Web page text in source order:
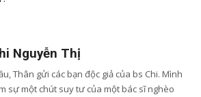
Nguyễn Thị
Thân gửi các bạn độc giả của bs Chi. Mình
sự một chút suy tư của một bác sĩ nghèo